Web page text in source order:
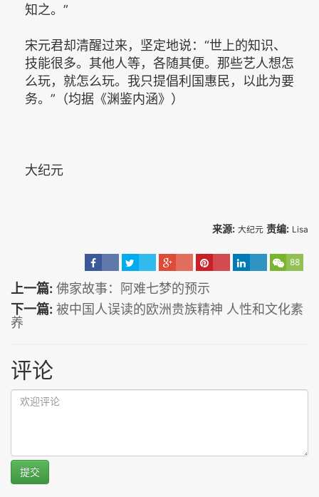
知之。”
宋元君却清醒过来，坚定地说：“世上的知识、
技能很多。其他人等，各随其便。那些艺人想怎
么玩，就怎么玩。我只提倡利国惠民，以此为要
务。”（均据《渊鉴内涵》）
大纪元
来源: 大纪元 责编: Lisa
88
上一篇: 佛家故事：阿难七梦的预示
下一篇: 被中国人误读的欧洲贵族精神 人性和文化素
养
评论
提交